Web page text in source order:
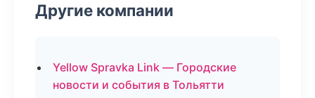
Другие компании
Yellow Spravka Link — Городские
новости и события в Тольятти